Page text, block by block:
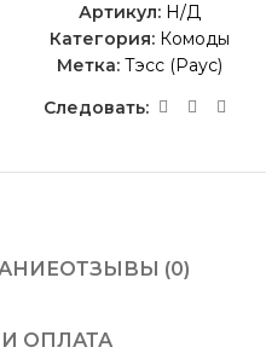
Артикул: Н/Д
Категория: Комоды
Метка: Тэсс (Раус)
Следовать:
ОТЗЫВЫ (0)
ОПЛАТА